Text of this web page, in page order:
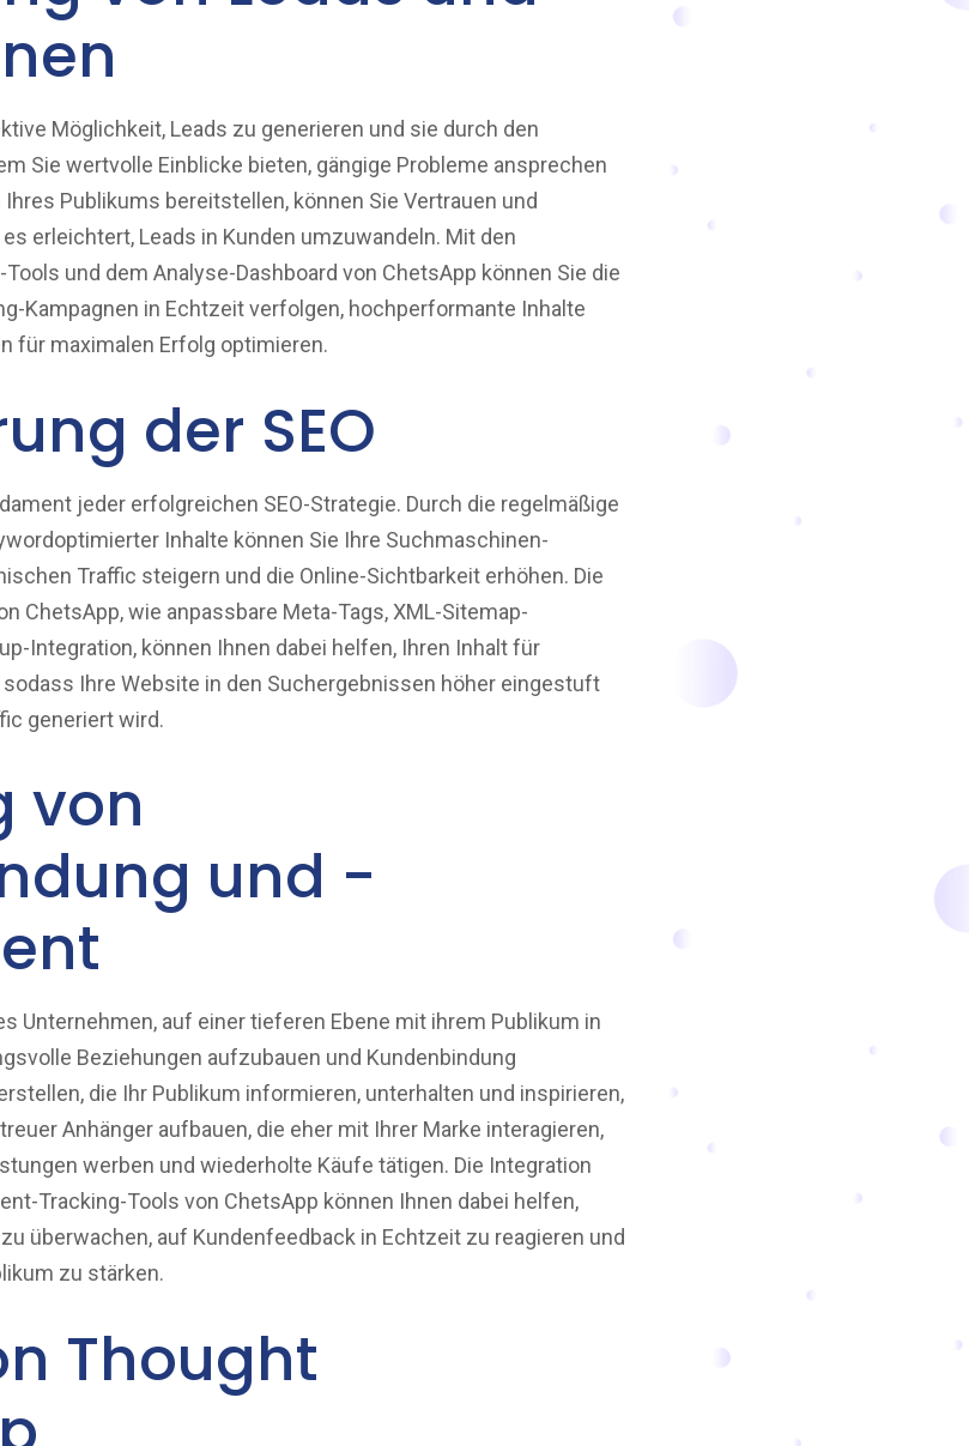
Möglichkeit, Leads zu generieren und sie durch den
Sie wertvolle Einblicke bieten, gängige Probleme ansprechen
Publikums bereitstellen, können Sie Vertrauen und
erleichtert, Leads in Kunden umzuwandeln. Mit den
und dem Analyse-Dashboard von ChetsApp können Sie die
Kampagnen in Echtzeit verfolgen, hochperformante Inhalte
für maximalen Erfolg optimieren.
der SEO
jeder erfolgreichen SEO-Strategie. Durch die regelmäßige
Inhalte können Sie Ihre Suchmaschinen-
Traffic steigern und die Online-Sichtbarkeit erhöhen. Die
ChetsApp, wie anpassbare Meta-Tags, XML-Sitemap-
Integration, können Ihnen dabei helfen, Ihren Inhalt für
Ihre Website in den Suchergebnissen höher eingestuft
generiert wird.
von
und -
Unternehmen, auf einer tieferen Ebene mit ihrem Publikum in
Beziehungen aufzubauen und Kundenbindung
die Ihr Publikum informieren, unterhalten und inspirieren,
Anhänger aufbauen, die eher mit Ihrer Marke interagieren,
werben und wiederholte Käufe tätigen. Die Integration
Tracking-Tools von ChetsApp können Ihnen dabei helfen,
überwachen, auf Kundenfeedback in Echtzeit zu reagieren und
zu stärken.
Thought